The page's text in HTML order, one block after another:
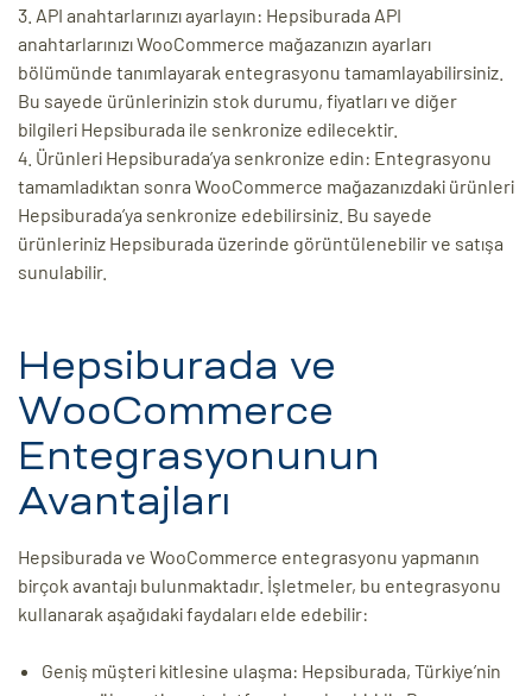
API anahtarlarınızı ayarlayın: Hepsiburada API
anahtarlarınızı WooCommerce mağazanızın ayarları
bölümünde tanımlayarak entegrasyonu tamamlayabilirsiniz.
Bu sayede ürünlerinizin stok durumu, fiyatları ve diğer
bilgileri Hepsiburada ile senkronize edilecektir.
Ürünleri Hepsiburada’ya senkronize edin: Entegrasyonu
tamamladıktan sonra WooCommerce mağazanızdaki ürünleri
Hepsiburada’ya senkronize edebilirsiniz. Bu sayede
ürünleriniz Hepsiburada üzerinde görüntülenebilir ve satışa
sunulabilir.
Hepsiburada ve
WooCommerce
Entegrasyonunun
Avantajları
Hepsiburada ve WooCommerce entegrasyonu yapmanın
birçok avantajı bulunmaktadır. İşletmeler, bu entegrasyonu
kullanarak aşağıdaki faydaları elde edebilir:
Geniş müşteri kitlesine ulaşma: Hepsiburada, Türkiye’nin